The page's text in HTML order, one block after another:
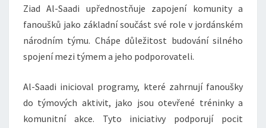
Ziad Al-Saadi upřednostňuje zapojení komunity a
fanoušků jako základní součást své role v jordánském
národním týmu. Chápe důležitost budování silného
spojení mezi týmem a jeho podporovateli.
Al-Saadi inicioval programy, které zahrnují fanoušky
do týmových aktivit, jako jsou otevřené tréninky a
komunitní akce. Tyto iniciativy podporují pocit